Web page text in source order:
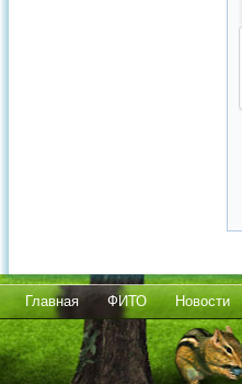
Главная ФИТО Новости